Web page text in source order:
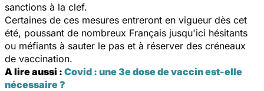
sanctions à la clef.
Certaines de ces mesures entreront en vigueur dès cet
été, poussant de nombreux Français jusqu'ici hésitants
ou méfiants à sauter le pas et à réserver des créneaux
de vaccination.
A lire aussi : Covid : une 3e dose de vaccin est-elle
nécessaire ?